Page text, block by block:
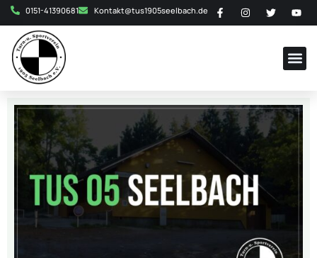
0151-41390681 Kontakt@tus1905seelbach.de